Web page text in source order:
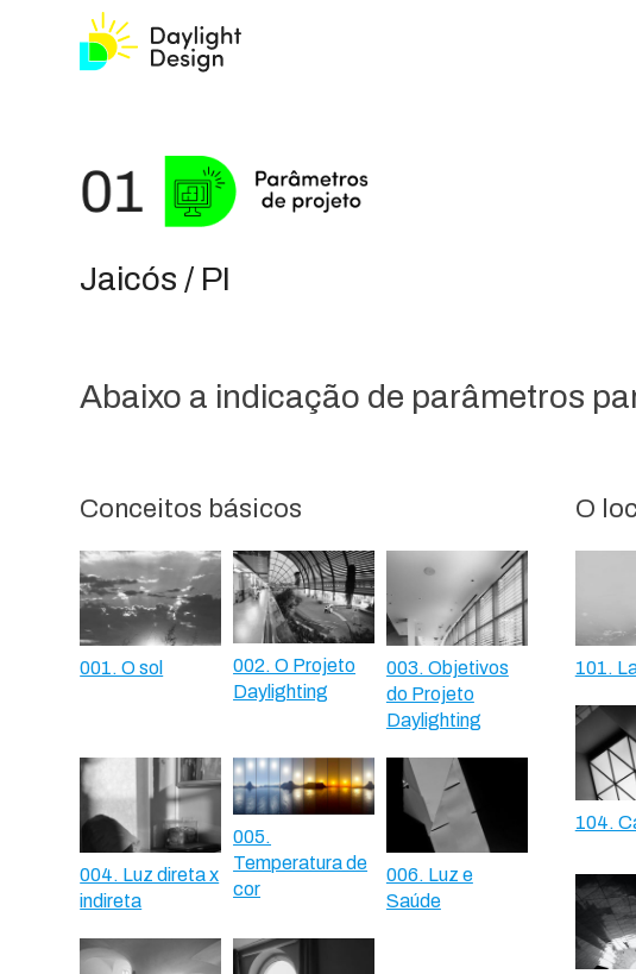
Jaicós / PI
Abaixo a indicação de parâmetros
Conceitos básicos
001. O sol
002. O Projeto
Daylighting
003. Objetivos
do Projeto
Daylighting
004. Luz direta x
indireta
005.
Temperatura de
cor
006. Luz e
Saúde
O
101.
104.